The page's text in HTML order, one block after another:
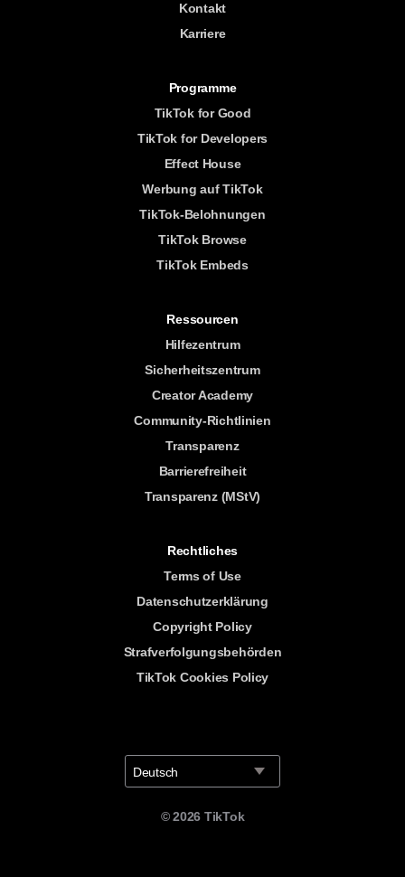
Kontakt
Karriere
Programme
TikTok for Good
TikTok for Developers
Effect House
Werbung auf TikTok
TikTok-Belohnungen
TikTok Browse
TikTok Embeds
Ressourcen
Hilfezentrum
Sicherheitszentrum
Creator Academy
Community-Richtlinien
Transparenz
Barrierefreiheit
Transparenz (MStV)
Rechtliches
Terms of Use
Datenschutzerklärung
Copyright Policy
Strafverfolgungsbehörden
TikTok Cookies Policy
Deutsch
©2026 TikTok